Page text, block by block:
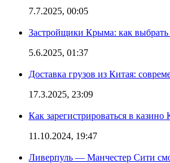
7.7.2025, 00:05
Застройщики Крыма: как
5.6.2025, 01:37
Доставка грузов из Китая:
17.3.2025, 23:09
Как зарегистрироваться в
11.10.2024, 19:47
Ливерпуль — Манчестер Сити